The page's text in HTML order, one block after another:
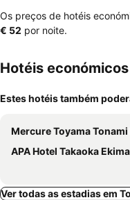
Os preços de hotéis
‎€ 52 por noite.
Hotéis
Estes hotéis também
Mercure Toyama Tonami Resort &
APA Hotel Takaoka
Ver todas as estadias em